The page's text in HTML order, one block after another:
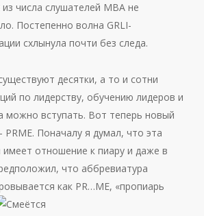
из числа слушателей МВА не
Постепенно волна GRLI-
схлынула почти без следа.
десятки, а то и сотни
по лидерству, обучению лидеров и
можно вступать. Вот теперь новый
Поначалу я думал, что эта
имеет отношение к пиару и даже в
что аббревиатура
как PR…ME, «пропиарь